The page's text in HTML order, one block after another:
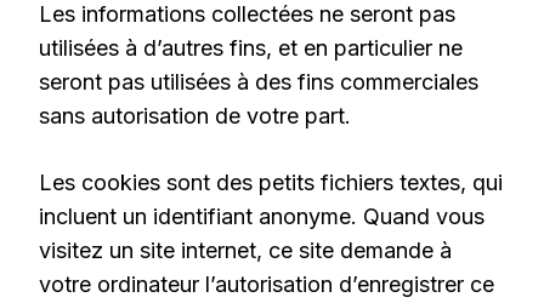
Les informations collectées ne seront pas
utilisées à d’autres fins, et en particulier ne
seront pas utilisées à des fins commerciales
sans autorisation de votre part.
Les cookies sont des petits fichiers textes, qui
incluent un identifiant anonyme. Quand vous
visitez un site internet, ce site demande à
votre ordinateur l’autorisation d’enregistrer ce